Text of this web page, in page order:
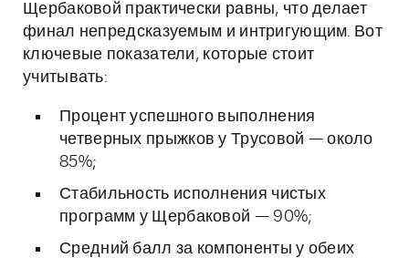
Щербаковой практически равны, что делает
финал непредсказуемым и интригующим. Вот
ключевые показатели, которые стоит
учитывать:
Процент успешного выполнения
четверных прыжков у Трусовой — около
85%;
Стабильность исполнения чистых
программ у Щербаковой — 90%;
Средний балл за компоненты у обеих